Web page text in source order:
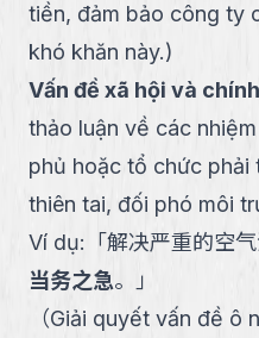
tiền, đảm bảo công ty
khó khăn này.)
Vấn đề xã hội và
thảo luận về các
phủ hoặc tổ chức phải
thiên tai, đối phó môi
Ví dụ: 「解决严重的空
当务之急。
」
（Giải quyết vấn đề ô